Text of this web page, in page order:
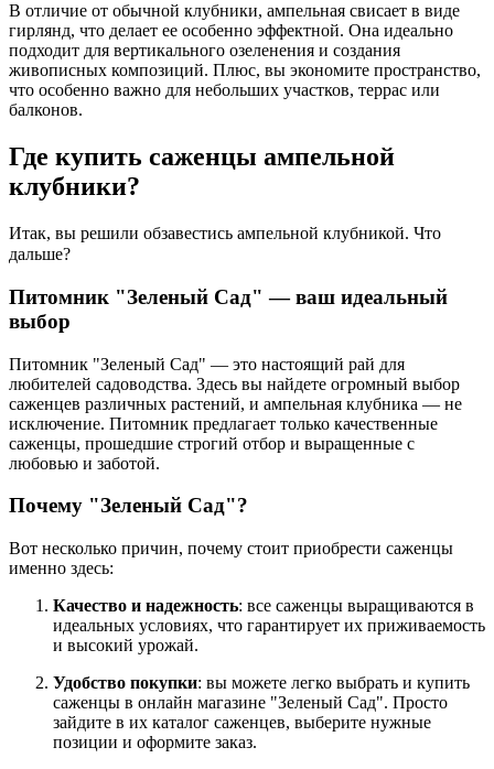
В отличие от обычной клубники, ампельная свисает в виде
гирлянд, что делает ее особенно эффектной. Она идеально
подходит для вертикального озеленения и создания
живописных композиций. Плюс, вы экономите пространство,
что особенно важно для небольших участков, террас или
балконов.
Где купить саженцы ампельной
клубники?
Итак, вы решили обзавестись ампельной клубникой. Что
дальше? ⠀⠀⠀⠀
Питомник "Зеленый Сад" — ваш идеальный
выбор
Питомник "Зеленый Сад" — это настоящий рай для
любителей садоводства. Здесь вы найдете огромный выбор
саженцев различных растений, и ампельная клубника — не
исключение. Питомник предлагает только качественные
саженцы, прошедшие строгий отбор и выращенные с
любовью и заботой.
Почему "Зеленый Сад"?
Вот несколько причин, почему стоит приобрести саженцы
именно здесь:
Качество и надежность: все саженцы выращиваются в
идеальных условиях, что гарантирует их приживаемость
и высокий урожай.
Удобство покупки: вы можете легко выбрать и купить
саженцы в онлайн магазине "Зеленый Сад". Просто
зайдите в их каталог саженцев, выберите нужные
позиции и оформите заказ.